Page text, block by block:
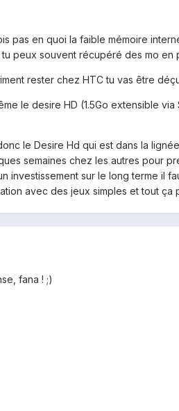
pas en quoi la faible mémoire
peux souvent récupéré des mo en
rester chez HTC tu vas être
le desire HD (1.5Go extensible
le Desire Hd qui est dans la
semaines chez les autres pour
investissement sur le long terme il
avec des jeux simples et tout ça
fana ! ;)